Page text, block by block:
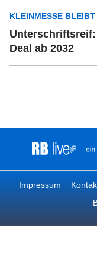
KLEINMESSE
Deal ab 2032
Impressum